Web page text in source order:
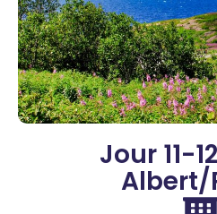
Jour 11-
Albert/